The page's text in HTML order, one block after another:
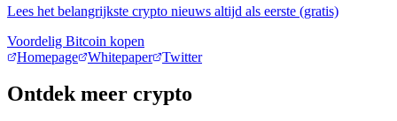
Lees het belangrijkste crypto nieuws altijd als eerste (gratis)
Voordelig Bitcoin kopen
Homepage
Whitepaper Twitter
Ontdek meer crypto